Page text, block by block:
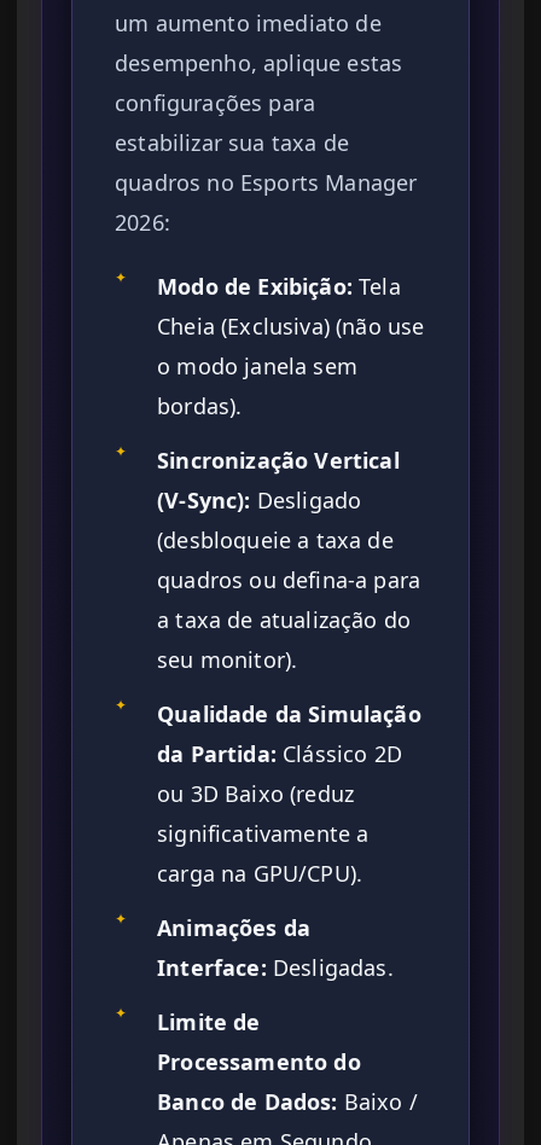
um aumento imediato de
desempenho, aplique estas
configurações para
estabilizar sua taxa de
quadros no Esports Manager
2026:
✦ Modo de Exibição: Tela
Cheia (Exclusiva) (não use
o modo janela sem
bordas).
✦
Sincronização Vertical
(V-Sync): Desligado
(desbloqueie a taxa de
quadros ou defina-a para
a taxa de atualização do
seu monitor).
✦
Qualidade da Simulação
da Partida: Clássico 2D
ou 3D Baixo (reduz
significativamente a
carga na GPU/CPU).
✦
Animações da
Interface: Desligadas.
✦
Limite de
Processamento do
Banco de Dados: Baixo /